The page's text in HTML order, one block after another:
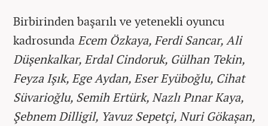
Birbirinden başarılı ve yetenekli oyuncu
kadrosundaEcem Özkaya, Ferdi Sancar, Ali
Düşenkalkar, Erdal Cindoruk, Gülhan Tekin,
Feyza Işık, Ege Aydan, Eser Eyüboğlu, Cihat
Süvarioğlu, Semih Ertürk, Nazlı Pınar Kaya,
Şebnem Dilligil, Yavuz Sepetçi, Nuri Gökaşan,